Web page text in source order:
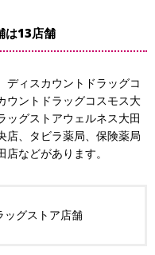
は13店舗
ディスカウントドラッグコ
ウントドラッグコスモス大
ッグストアウェルネス大田
店、タビラ薬局、保険薬局
などがあります。
ッグストア店舗